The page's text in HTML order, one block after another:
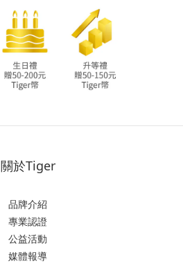
關於Tiger
品牌介紹
專業認證
公益活動
媒體報導